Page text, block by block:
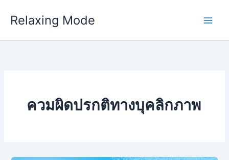
Relaxing Mode
ควมผิดปรกติทางบุคลิกภาพ